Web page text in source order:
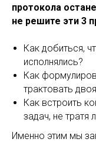
протокола
не решите эти 3
Как добиться,
исполнялись?
Как
трактовать
Как встроить
задач, не тратя
Именно этим мы